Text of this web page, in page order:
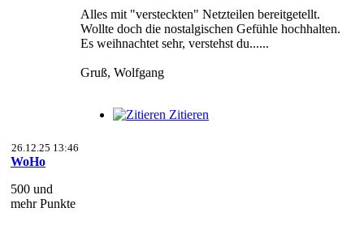
Alles mit "versteckten" Netzteilen bereitgetellt.
Wollte doch die nostalgischen Gefühle hochhalten.
Es weihnachtet sehr, verstehst du......
Gruß, Wolfgang
Zitieren
26.12.25 13:46
WoHo
500 und
mehr Punkte